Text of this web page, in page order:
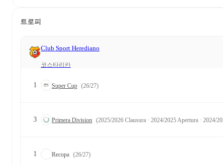
트로피
Club Sport Herediano
코스타리카
1 Super Cup (26/27)
3 Primera Division (2025/2026 Clausura · 2024/2025 Apertura · 2024/
1 Recopa (26/27)